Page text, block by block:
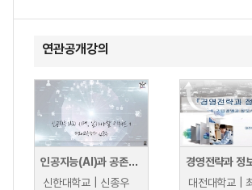
연관공개강의
인공지능(AI)과 공존의 시대, 알아야할 키워드
신한대학교 | 신종우
경영전략과 정
대전대학교 |